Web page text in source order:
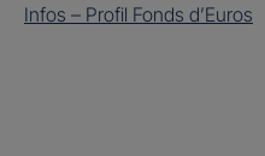
Infos – Profil Fonds d’Euros